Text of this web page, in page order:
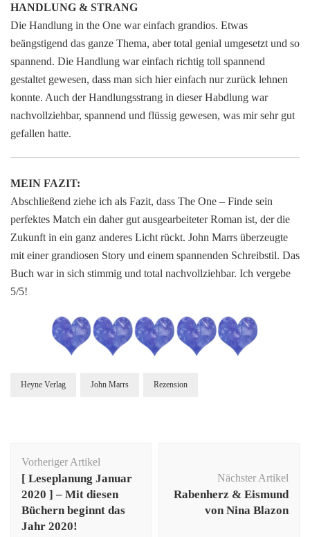
HANDLUNG & STRANG
Die Handlung in the One war einfach grandios. Etwas
beängstigend das ganze Thema, aber total genial umgesetzt und so
spannend. Die Handlung war einfach richtig toll spannend
gestaltet gewesen, dass man sich hier einfach nur zurück lehnen
konnte. Auch der Handlungsstrang in dieser Habdlung war
nachvollziehbar, spannend und flüssig gewesen, was mir sehr gut
gefallen hatte.
MEIN FAZIT:
Abschließend ziehe ich als Fazit, dass The One – Finde sein
perfektes Match ein daher gut ausgearbeiteter Roman ist, der die
Zukunft in ein ganz anderes Licht rückt. John Marrs überzeugte
mit einer grandiosen Story und einem spannenden Schreibstil. Das
Buch war in sich stimmig und total nachvollziehbar. Ich vergebe
5/5!
Heyne Verlag John Marrs Rezension
Vorheriger Artikel
[ Leseplanung Januar
2020 ] – Mit diesen
Büchern beginnt das
Jahr 2020!
Nächster Artikel
Rabenherz & Eismund
von Nina Blazon